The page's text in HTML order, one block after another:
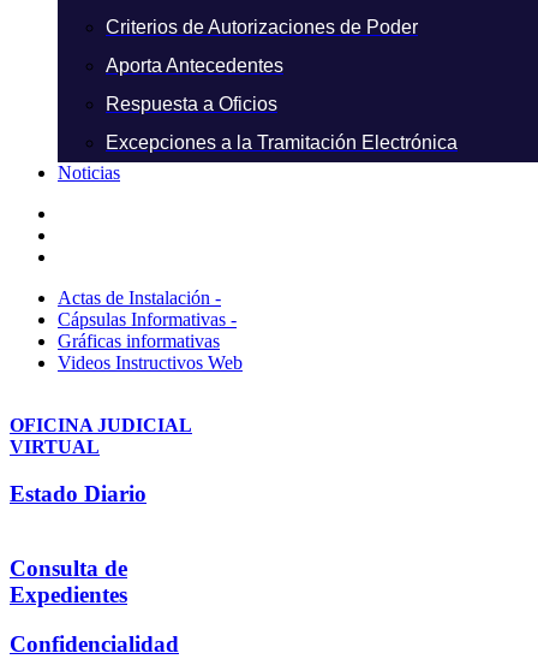
Criterios de Autorizaciones de Poder
Aporta Antecedentes
Respuesta a Oficios
Excepciones a la Tramitación Electrónica
Noticias
Actas de Instalación -
Cápsulas Informativas -
Gráficas informativas
Videos Instructivos Web
OFICINA JUDICIAL
VIRTUAL
Estado Diario
Consulta de
Expedientes
Confidencialidad